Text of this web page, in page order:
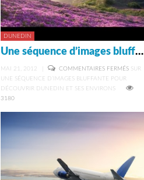
DUNEDIN
Une séquence d’images bluffante pour découvrir Dunedin et ses environs
MAI 21, 2012 COMMENTAIRES FERMÉS SUR
UNE SÉQUENCE D’IMAGES BLUFFANTE POUR
DÉCOUVRIR DUNEDIN ET SES ENVIRONS
3180